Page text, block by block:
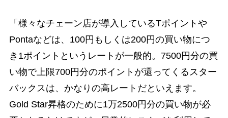
「様々なチェーン店が導入しているTポイントや
Pontaなどは、100円もしくは200円の買い物につ
き1ポイントというレートが一般的。7500円分の買
い物で上限700円分のポイントが還ってくるスター
バックスは、かなりの高レートだといえます。
Gold Star昇格のために1万2500円分の買い物が必